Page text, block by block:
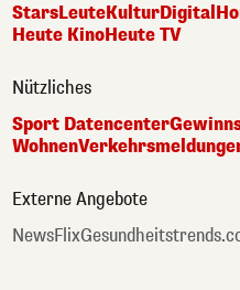
StarsLeuteKulturDigital
Heute KinoHeute TV
Nützliches
Sport Datencenter
Wohnen
Externe Angebote
NewsFlix